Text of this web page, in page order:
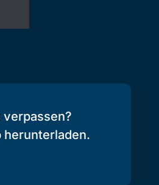
verpassen?
herunterladen.